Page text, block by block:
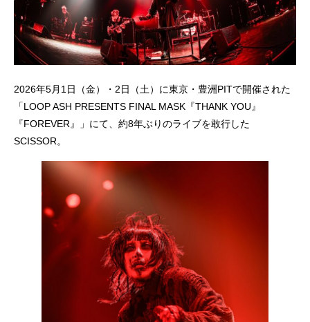
2026年5月1日（金）・2日（土）に東京・豊洲PITで開催された
「LOOP ASH PRESENTS FINAL MASK『THANK YOU』
『FOREVER』」にて、約8年ぶりのライブを敢行した
SCISSOR。